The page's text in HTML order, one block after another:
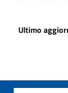
Ultimo